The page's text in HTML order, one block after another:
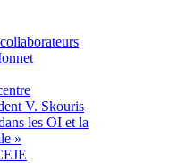
V. Skouris
les OI et la
»